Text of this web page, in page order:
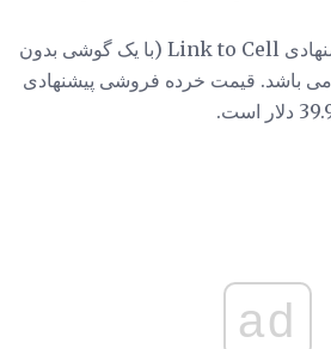
قیمت خرده فروشی پیشنهادی Link to Cell (با یک گوشی بدون
99.95 دلار می باشد. قیمت خرده فروشی پیشنهادی
ad